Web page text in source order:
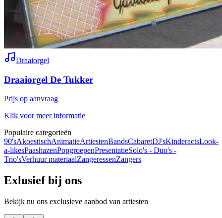
Draaiorgel
Draaiorgel De Tukker
Prijs op aanvraag
Klik voor meer informatie
Populaire categorieën
90'sAkoestischAnimatieArtiestenBandsCabaretDJ'sKinderactsLook-
a-likesPaashazenPopgroepenPresentatieSolo's - Duo's -
Trio'sVerhuur materiaalZangeressenZangers
Exlusief bij ons
Bekijk nu ons exclusieve aanbod van artiesten